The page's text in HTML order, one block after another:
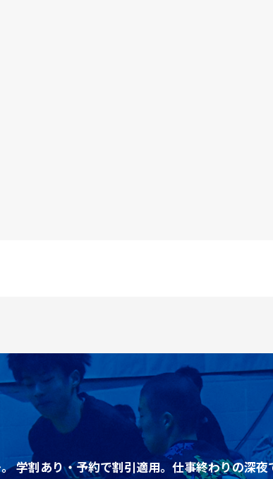
学割あり・予約で割引適用。仕事終わりの深